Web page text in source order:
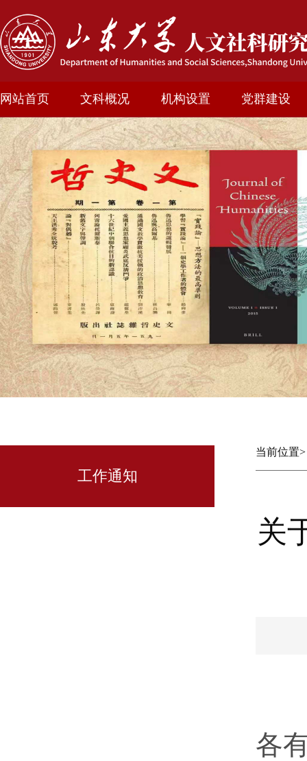
网站首页 文科概况 机构设置 党群建设
工作通知
当前位置
关
各